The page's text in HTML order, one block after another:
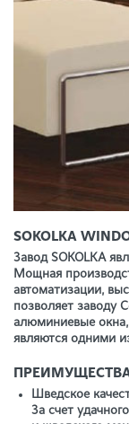
SOKOLKA
Завод SOKOLKA
Мощная
автоматизации,
позволяет заводу
алюминиевые
являются одними
ПРЕИМУЩЕСТВА
Шведское
За счет